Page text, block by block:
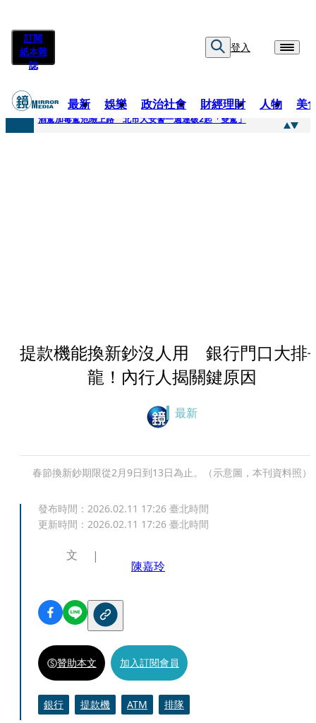
訂閱
紙本雜
誌
登入
最新 娛樂 政治社會 財經理財 人物 美
快訊
酒駕加毒駕危險上路 北市大安警一週連破2起「雙駕」
提款機能換新鈔沒人用 銀行門口大排
龍！內行人揭關鍵原因
最新
春節換新鈔期限從2月9日到13日為止。（示意圖，本刊資料照）
發布時間： 2026.02.11 17:26 臺北時間
更新時間： 2026.02.11 17:26 臺北時間
文
陳嘉玲
贊助本文 加入訂閱會員
銀行 提款機 ATM 排隊